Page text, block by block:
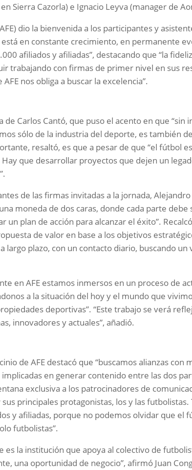
Sierra Cazorla) e Ignacio Leyva (manager de
dio la bienvenida a los participantes y
en constante crecimiento, en permanente
afiliados y afiliadas”, destacando que “la
trabajando con firmas de primer nivel en sus
nos obliga a buscar la excelencia”.
de Carlos Cantó, que puso el acento en que “sin
sólo de la industria del deporte, es también
resaltó, es que a pesar de que “el fútbol
que desarrollar proyectos que dejen un
de las firmas invitadas a la jornada,
moneda de dos caras, donde cada parte
un plan de acción para alcanzar el éxito”.
de valor en base a los objetivos
largo plazo, con un contacto diario, buscando un
en AFE estamos inmersos en un proceso de
a la situación del hoy y el mundo que
deportivas”. “Este trabajo se verá
innovadores y actuales”, añadió.
de AFE destacó que “buscamos alianzas con
en generar contenido entre las dos
exclusiva a los patrocinadores de
principales protagonistas, los y las futbolistas.
y afiliadas, porque no podemos olvidar que el
futbolistas”.
es la institución que apoya al colectivo de
una oportunidad de negocio”, afirmó Juan